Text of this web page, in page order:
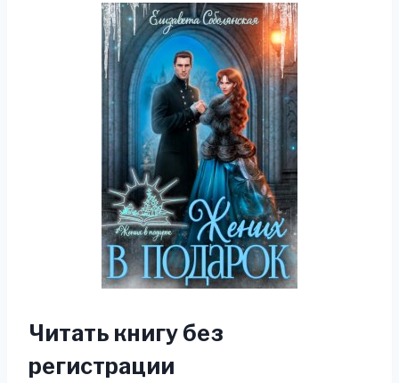
Читать книгу без
регистрации